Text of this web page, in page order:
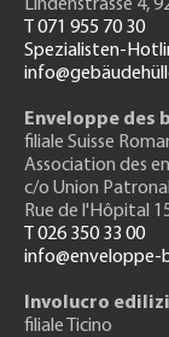
Lindenstrasse 4,
T 071 955 70 30
Spezialisten-
Enveloppe des
filiale Suisse
Association des
c/o Union
Rue de l'Hôpital
T 026 350 33 00
info@enveloppe-
Involucro
filiale Ticino